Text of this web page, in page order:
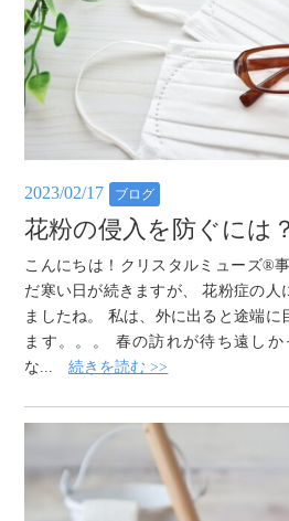
2023/02/17 ブログ
花粉の侵入を防ぐには？
こんにちは！クリスタルミューズ®️
だ寒い日が続きますが、 花粉症の人
ましたね。 私は、外に出ると途端に
ます。。。 春の訪れが待ち遠しか
な...続きを読む >>